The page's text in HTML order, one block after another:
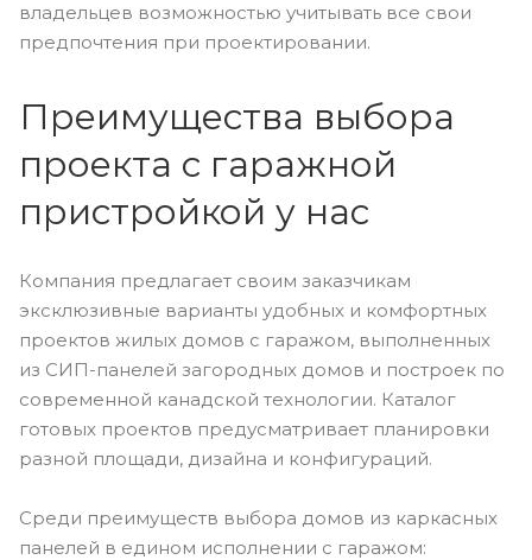
владельцев возможностью учитывать все свои
предпочтения при проектировании.
Преимущества выбора
проекта с гаражной
пристройкой у нас
Компания предлагает своим заказчикам
эксклюзивные варианты удобных и комфортных
проектов жилых домов с гаражом, выполненных
из СИП-панелей загородных домов и построек по
современной канадской технологии. Каталог
готовых проектов предусматривает планировки
разной площади, дизайна и конфигураций.
Среди преимуществ выбора домов из каркасных
панелей в едином исполнении с гаражом: